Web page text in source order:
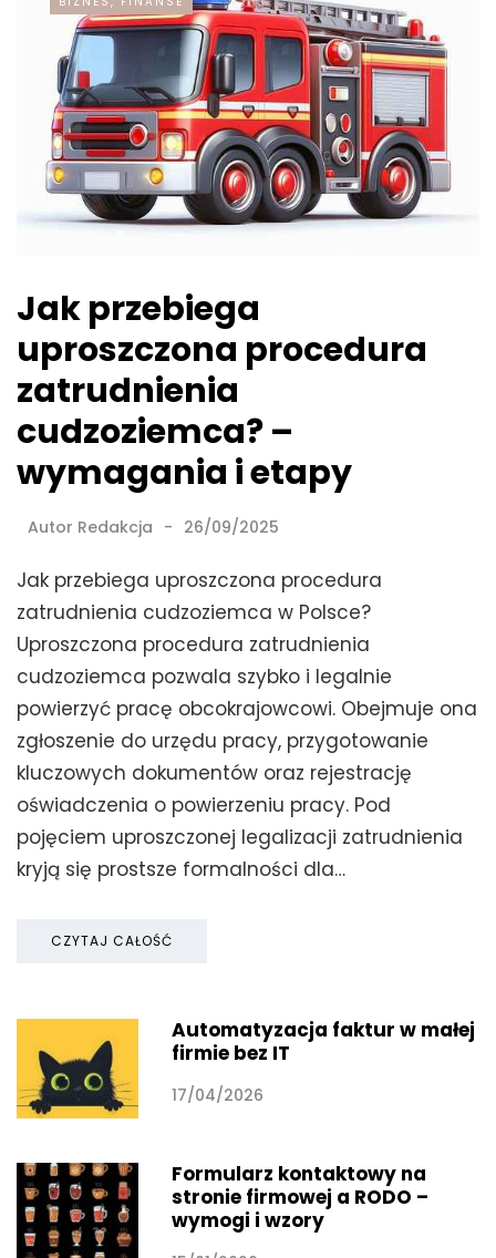
Jak przebiega
uproszczona procedura
zatrudnienia
cudzoziemca? –
wymagania i etapy
Autor Redakcja 26/09/2025
Jak przebiega uproszczona procedura
zatrudnienia cudzoziemca w Polsce?
Uproszczona procedura zatrudnienia
cudzoziemca pozwala szybko i legalnie
powierzyć pracę obcokrajowcowi. Obejmuje ona
zgłoszenie do urzędu pracy, przygotowanie
kluczowych dokumentów oraz rejestrację
oświadczenia o powierzeniu pracy. Pod
pojęciem uproszczonej legalizacji zatrudnienia
kryją się prostsze formalności dla…
CZYTAJ CAŁOŚĆ
Automatyzacja faktur w małej
firmie bez IT
17/04/2026
Formularz kontaktowy na
stronie firmowej a RODO –
wymogi i wzory